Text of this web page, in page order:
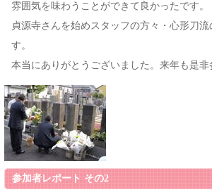
雰囲気を味わうことができて良かったです。
貞源寺さんを始めスタッフの方々・心形刀
す。
本当にありがとうございました。来年も是非
参加者レポート その2